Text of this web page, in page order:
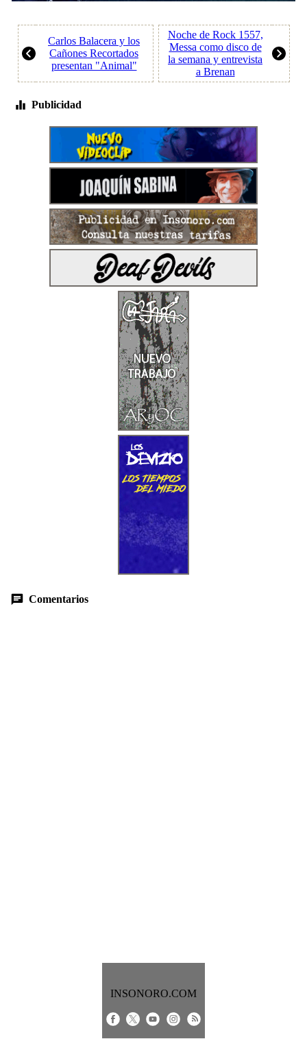
Carlos Balacera y los
Cañones Recortados
presentan "Animal"
Noche de Rock 1557,
Messa como disco de
la semana y entrevista
a Brenan
Publicidad
Comentarios
INSONORO.COM